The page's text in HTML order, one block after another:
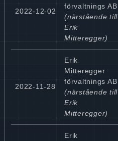
2022-12-02
förvaltnings AB
(närstående till
Erik
Mitteregger)
2022-11-28
Erik
Mitteregger
förvaltnings AB
(närstående till
Erik
Mitteregger)
Erik